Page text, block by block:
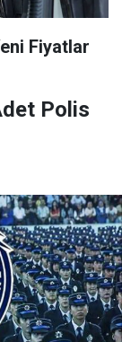
Fiyatlar
Polis